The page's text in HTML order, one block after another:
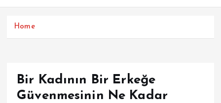
Home
Bir Kadının Bir Erkeğe
Güvenmesinin Ne Kadar